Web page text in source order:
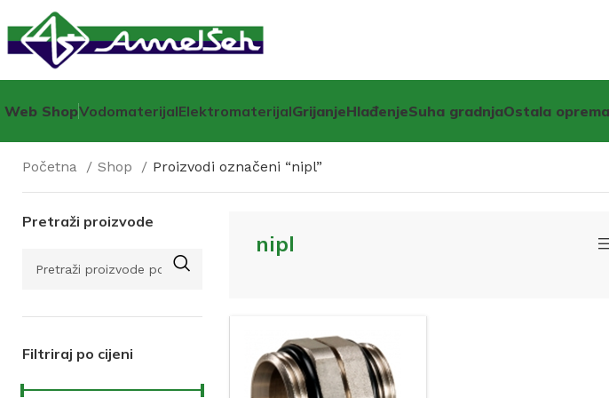
Web ShopVodomaterijalElektromaterijalGrijanjeHlađenjeSuha gradnjaOstala oprema
Početna Shop Proizvodi označeni “nipl”
Pretraži proizvode
Filtriraj po cijeni
nipl